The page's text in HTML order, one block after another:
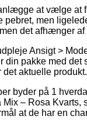
at vælge at
pebret, men
det afhænger
Ansigt >
din pakke med det
det aktuelle produkt.
byder på 1
– Rosa Kvarts,
at de har en